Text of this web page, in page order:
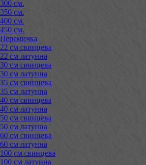
300 см.
350 см.
400 см.
450 см.
Перемичка
22 см свинцева
22 см латунна
30 см свинцева
30 см латунна
35 см свинцева
35 см латунна
40 см свинцева
40 см латунна
50 см свинцева
50 см латунна
60 см свинцева
60 см латунна
100 см свинцева
100 см латунна